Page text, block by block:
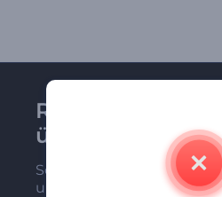
Renderforest
üye olun
Son haber ve tekliflerimiz
ulaşsın